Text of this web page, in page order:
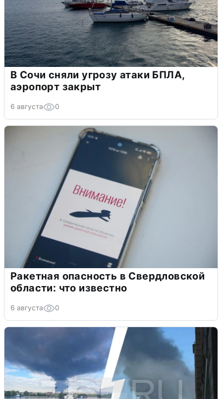
В Сочи сняли угрозу атаки БПЛА,
аэропорт закрыт
6 августа 0
Ракетная опасность в Свердловской
области: что известно
6 августа 0